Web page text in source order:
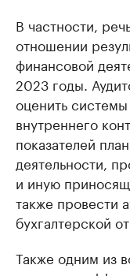
В частности,
отношении
финансовой
2023 годы.
оценить системы
внутреннего
показателей
деятельности,
и иную
также провести
бухгалтерской
Также одним из